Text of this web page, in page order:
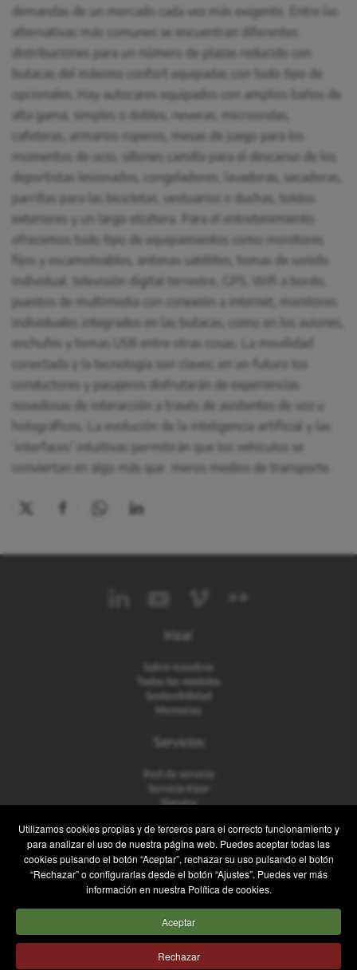
Utilizamos cookies propias y de terceros para el correcto funcionamiento y
para analizar el uso de nuestra página web. Puedes aceptar todas las
cookies pulsando el botón “Aceptar”, rechazar su uso pulsando el botón
“Rechazar” o configurarlas desde el botón “Ajustes”. Puedes ver más
información en nuestra Política de cookies.
Aceptar
Rechazar
demandas de un mercado cada vez más exigente. Entre las
alternativas más comunes se encuentran diferentes
distribuciones para un número de plazas reducido con
butacas del máximo confort equipadas con todo tipo de
opcionales. Hay autocares equipados con amplios baños de
alta gama, simples o dobles, neveras, microondas,
cafeteras, armarios roperos, mesas de juego para los
momentos de ocio, sillones camilla para el descanso de los
deportistas lesionados, congeladores, lavadoras, secadoras,
parrillas para las bicicletas, vestuarios o duchas, toldos
exteriores y un largo etcétera. Para el entretenimiento
ofrecemos todo tipo de equipamientos como monitores
fijos y escamoteables, antenas satélites, tomas de sonido
individual, televisión digital terrestre, GPS, Wifi a bordo,
puestos de multimedia con conexión a internet, monitores
individuales integrados en las butacas, como en los aviones,
enchufes y tomas USB entre otras cosas. La movilidad
conectada y la tecnología son claves; en un futuro los
conductores y pasajeros disfrutarán de experiencias
novedosas de interacción a través de asistentes de voz u
holográficos. La evolución de la inteligencia artificial y las
‘interfaces’ intuitivas permitirán que los vehículos se
conviertan en algo más que meros medios de transporte.
Irizar
Sobre nosotros
Todos los modelos
Sostenibilidad
Memorias
Servicios
Red de servicio
Servicio Irizar
iService
Contacto
Contacto
Posventa y Recambios
Equipo comercial
Trabaja con nosotros
Prensa